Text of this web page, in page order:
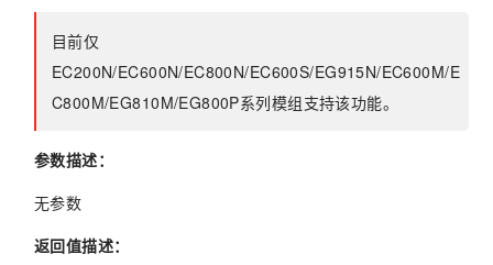
目前仅
EC200N/EC600N/EC800N/EC600S/EG915N/EC600M/E
C800M/EG810M/EG800P系列模组支持该功能。
参数描述：
无参数
返回值描述：